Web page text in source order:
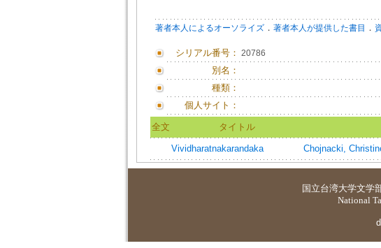
著者本人によるオーソライズ． 著者本人が提供した書目 ．
シリアル番号： 20786
別名：
種類：
個人サイト：
全文 タイトル
Vividharatnakarandaka Chojnacki,
国立台湾大学文学
National